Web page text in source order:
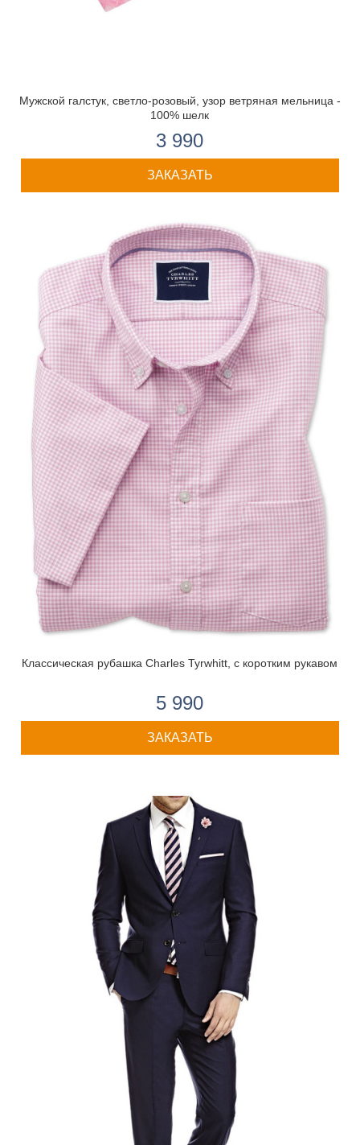
Мужской галстук, светло-розовый, узор ветряная мельница -
100% шелк
3 990
ЗАКАЗАТЬ
Классическая рубашка Charles Tyrwhitt, с коротким рукавом
5 990
ЗАКАЗАТЬ